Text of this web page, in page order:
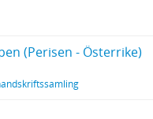
(Perisen - Österrike)